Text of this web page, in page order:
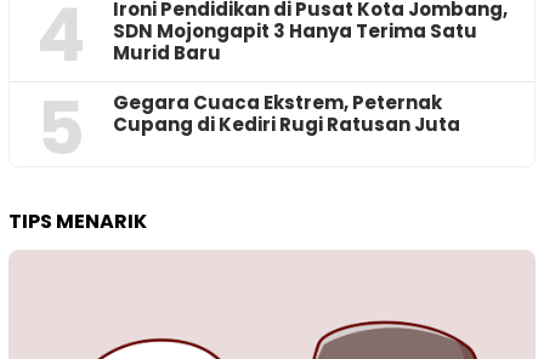
4
Ironi Pendidikan di Pusat Kota Jombang,
SDN Mojongapit 3 Hanya Terima Satu
Murid Baru
5
‎Gegara Cuaca Ekstrem, Peternak
Cupang di Kediri Rugi Ratusan Juta
TIPS MENARIK